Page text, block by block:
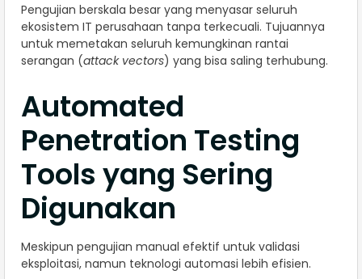
Pengujian berskala besar yang menyasar seluruh
ekosistem IT perusahaan tanpa terkecuali. Tujuannya
untuk memetakan seluruh kemungkinan rantai
serangan (attack vectors) yang bisa saling terhubung.
Automated
Penetration Testing
Tools yang Sering
Digunakan
Meskipun pengujian manual efektif untuk validasi
eksploitasi, namun teknologi automasi lebih efisien.